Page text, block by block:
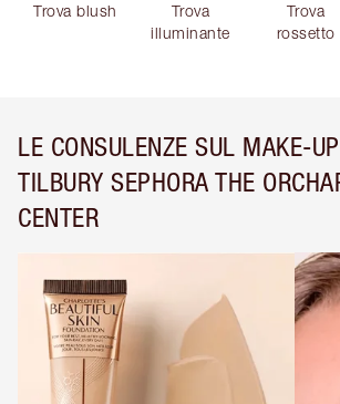
Trova blush
Trova
illuminante
Trova
rossetto
LE CONSULENZE SUL MAKE-
TILBURY SEPHORA THE
CENTER